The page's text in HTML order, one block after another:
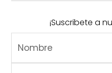
¡Suscribete a